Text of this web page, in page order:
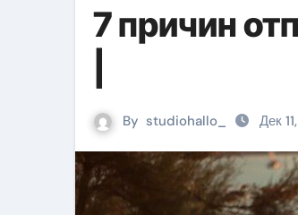
7 причин
By studiohallo_ Дек